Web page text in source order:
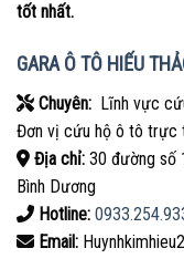
tốt nhất.
GARA Ô TÔ HIẾU
Chuyên: Lĩnh vực
Đơn vị cứu hộ ô tô trực
Địa chỉ: 30 đường số
Bình Dương
Hotline:
Email: